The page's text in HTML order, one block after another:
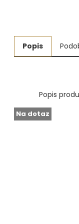
Fasování a
Základní
Navlékací
Popis
Popis
Na dotaz